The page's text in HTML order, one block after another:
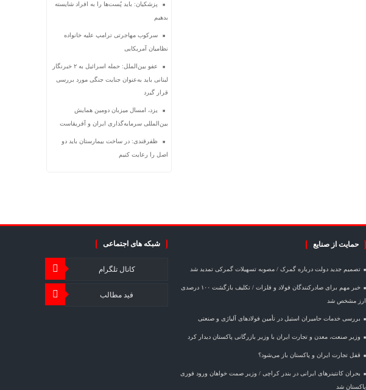
پزشکیان: باید پُست‌ها را به افراد شایسته
بدهیم
سرکوب مهاجرتی ترامپ علیه خانواده
نظامیان آمریکایی
عفو بین‌الملل: حمله اسرائیل به ۲ خبرنگار
لبنانی باید به‌عنوان جنایت جنگی مورد بررسی
قرار گیرد
یزد، امسال میزبان دومین همایش
بین‌المللی سرمایه‌گذاری ایران و آفریقاست
ظفرقندی: در ساخت بیمارستان باید دو
اصل را رعایت کنیم
حمایت از صنایع
تصمیم جدید دولت درباره گمرک / مصوبه تسهیلات گمرکی تمدید شد
خبر مهم برای صادرکنندگان فولاد و فلزات / تکلیف بازگشت ۱۰۰ درصدی
ارز مشخص شد
بررسی خدمات حامیران استیل در تأمین فولادهای آلیاژی و صنعتی
وزیر صنعت، معدن و تجارت ایران با وزیر بازرگانی پاکستان دیدار کرد
قفل تجارت ایران و پاکستان باز می‌شود؟
بحران کانتینر‌های ایرانی در بندر کراچی / وزیر صمت خواهان ورود فوری
پاکستان شد
شبکه های اجتماعی
کانال تلگرام
فید مطالب